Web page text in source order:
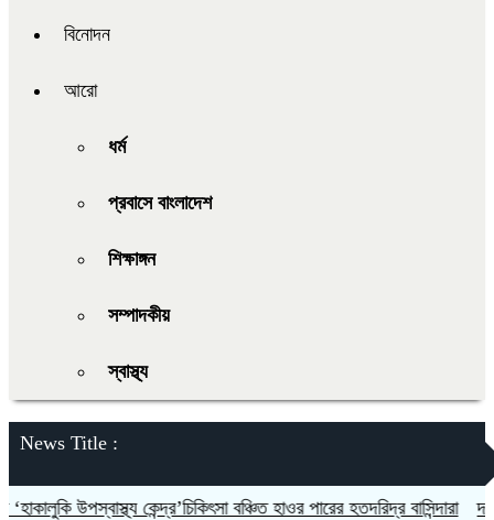
বিনোদন
আরো
ধর্ম
প্রবাসে বাংলাদেশ
শিক্ষাঙ্গন
সম্পাদকীয়
স্বাস্থ্য
News Title :
উপস্বাস্থ্য কেন্দ্র’চিকিৎসা বঞ্চিত হাওর পারের হতদরিদ্র বাসিন্দারা দলকে